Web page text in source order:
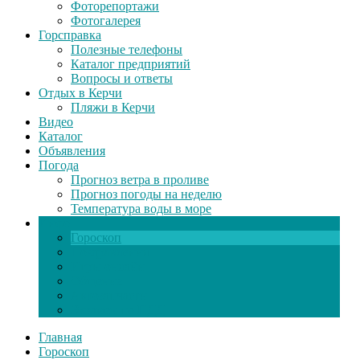
Фоторепортажи
Фотогалерея
Горсправка
Полезные телефоны
Каталог предприятий
Вопросы и ответы
Отдых в Керчи
Пляжи в Керчи
Видео
Каталог
Объявления
Погода
Прогноз ветра в проливе
Прогноз погоды на неделю
Температура воды в море
Гороскоп
Главная
Гороскоп